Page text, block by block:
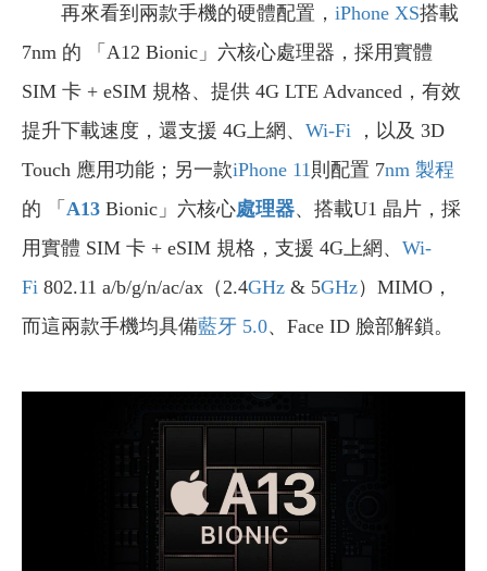
再來看到兩款手機的硬體配置， iPhone XS搭載
7nm 的 「A12 Bionic」六核心處理器，採用實體
SIM 卡 + eSIM 規格、提供 4G LTE Advanced，有效
提升下載速度，還支援 4G上網、 Wi-Fi ，以及 3D
Touch 應用功能；另一款iPhone 11 則配置 7nm 製程
的 「 A13 Bionic」六核心處理器、搭載U1 晶片，採
用實體 SIM 卡 + eSIM 規格，支援 4G上網、 Wi-
Fi 802.11 a/b/g/n/ac/ax（2.4GHz & 5GHz）MIMO，
而這兩款手機均具備藍牙 5.0、Face ID 臉部解鎖。